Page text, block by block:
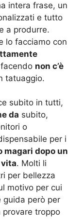
intera frase, un
e tutto
a produrre.
lo facciamo con
non c’è
tatuaggio.
subito in tutti,
da subito,
o
per i
magari dopo un
. Molti li
per bellezza
motivo per cui
guida però per
troppo